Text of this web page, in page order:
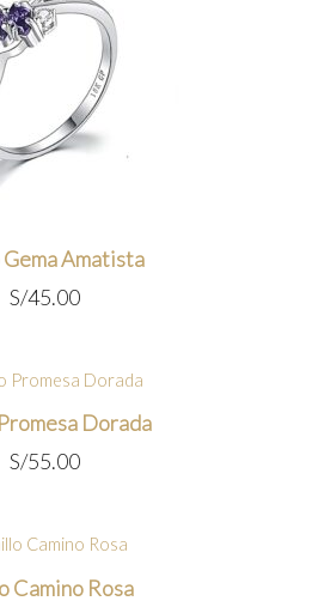
Amatista
S/45.00
Dorada
S/55.00
Camino Rosa